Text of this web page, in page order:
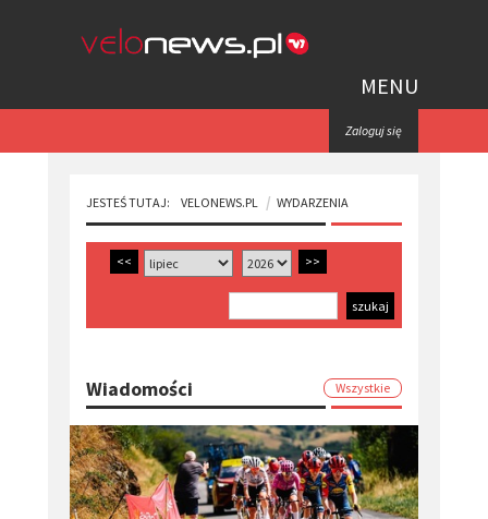
MENU
Zaloguj się
JESTEŚ TUTAJ: VELONEWS.PL WYDARZENIA
<< >>
Wiadomości Wszystkie